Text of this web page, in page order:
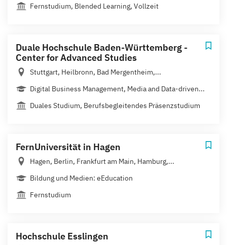
Fernstudium, Blended Learning, Vollzeit
Duale Hochschule Baden-Württemberg -
Center for Advanced Studies
Stuttgart, Heilbronn, Bad Mergentheim,...
Digital Business Management, Media and Data-driven...
Duales Studium, Berufsbegleitendes Präsenzstudium
FernUniversität in Hagen
Hagen, Berlin, Frankfurt am Main, Hamburg,...
Bildung und Medien: eEducation
Fernstudium
Hochschule Esslingen